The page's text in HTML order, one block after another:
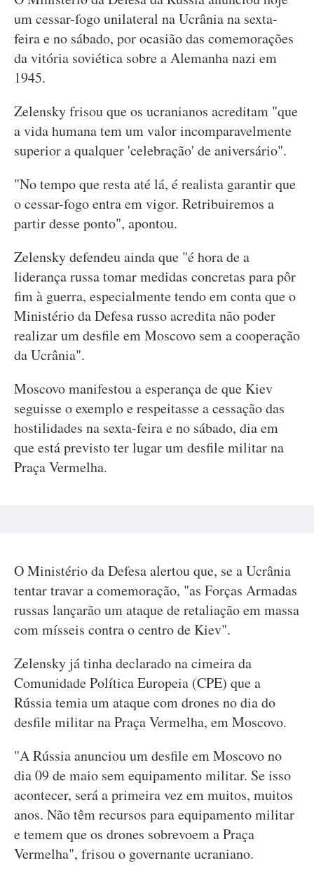
um cessar-fogo unilateral na Ucrânia na sexta-
feira e no sábado, por ocasião das comemorações
da vitória soviética sobre a Alemanha nazi em
1945.
Zelensky frisou que os ucranianos acreditam "que
a vida humana tem um valor incomparavelmente
superior a qualquer 'celebração' de aniversário".
"No tempo que resta até lá, é realista garantir que
o cessar-fogo entra em vigor. Retribuiremos a
partir desse ponto", apontou.
Zelensky defendeu ainda que "é hora de a
liderança russa tomar medidas concretas para pôr
fim à guerra, especialmente tendo em conta que o
Ministério da Defesa russo acredita não poder
realizar um desfile em Moscovo sem a cooperação
da Ucrânia".
Moscovo manifestou a esperança de que Kiev
seguisse o exemplo e respeitasse a cessação das
hostilidades na sexta-feira e no sábado, dia em
que está previsto ter lugar um desfile militar na
Praça Vermelha.
O Ministério da Defesa alertou que, se a Ucrânia
tentar travar a comemoração, "as Forças Armadas
russas lançarão um ataque de retaliação em massa
com mísseis contra o centro de Kiev".
Zelensky já tinha declarado na cimeira da
Comunidade Política Europeia (CPE) que a
Rússia temia um ataque com drones no dia do
desfile militar na Praça Vermelha, em Moscovo.
"A Rússia anunciou um desfile em Moscovo no
dia 09 de maio sem equipamento militar. Se isso
acontecer, será a primeira vez em muitos, muitos
anos. Não têm recursos para equipamento militar
e temem que os drones sobrevoem a Praça
Vermelha", frisou o governante ucraniano.